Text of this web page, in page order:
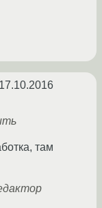
17.10.2016
там